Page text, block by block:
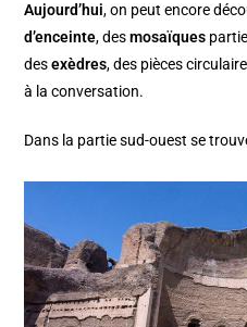
Aujourd’hui, on peut encore
d’enceinte, desmosaïques
desexèdres, des pièces
à la conversation.
Dans la partie sud-ouest se